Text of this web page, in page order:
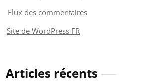
Flux des commentaires
Site de WordPress-FR
Articles récents